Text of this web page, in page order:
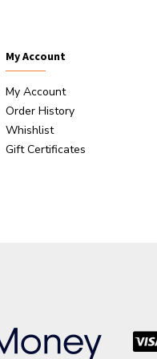
My Account
My Account
Order History
Whishlist
Gift Certificates